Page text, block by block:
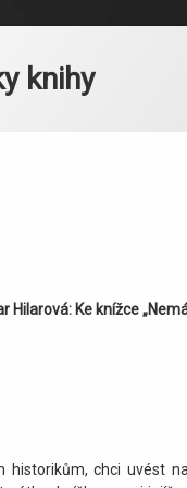
knihy
Hilarová: Ke knížce
historikům, chci uvést